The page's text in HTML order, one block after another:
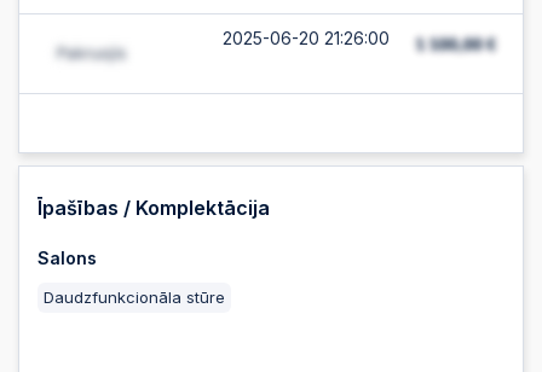
2025-06-20 21:26:00
2025-06-20 21:25:59
Īpašības / Komplektācija
Salons
Daudzfunkcionāla stūre